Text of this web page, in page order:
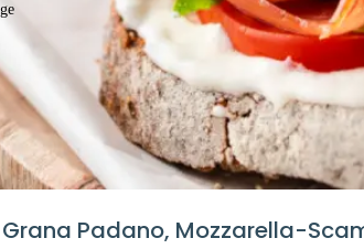
Padano, Mozzarella-